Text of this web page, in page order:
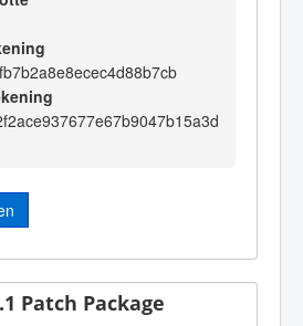
Patch Package